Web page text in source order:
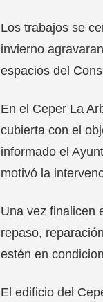
Los trabajos se
invierno
espacios del
En el Ceper La
cubierta con el
informado el
motivó la
Una vez finalicen
repaso,
estén en
El edificio del